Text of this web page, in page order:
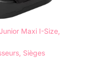
Maxi I-Size,
, Sièges